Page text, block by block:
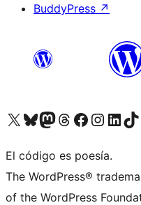
BuddyPress ↗
Visita nuestra cuenta de X (anteriormente Twitter)
Visita nuestra cuenta de Bluesky
Visita nuestra cuenta de Mastodon
Visita nuestra cuenta de Threads
Visita nuestra página de
Visita nuestraVisita nuestra
Visita
El código es poesía.
The WordPress®
of the WordPress